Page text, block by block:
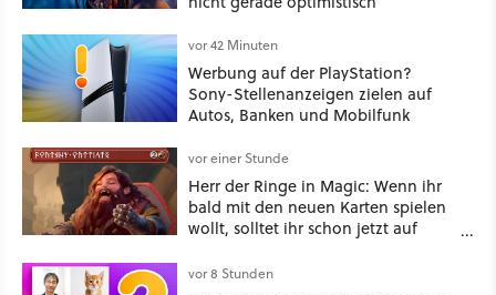
vor 42 Minuten
Werbung auf der PlayStation?
Sony-Stellenanzeigen zielen auf
Autos, Banken und Mobilfunk
vor einer Stunde
Herr der Ringe in Magic: Wenn ihr
bald mit den neuen Karten spielen
wollt, solltet ihr schon jetzt auf
vor 8 Stunden